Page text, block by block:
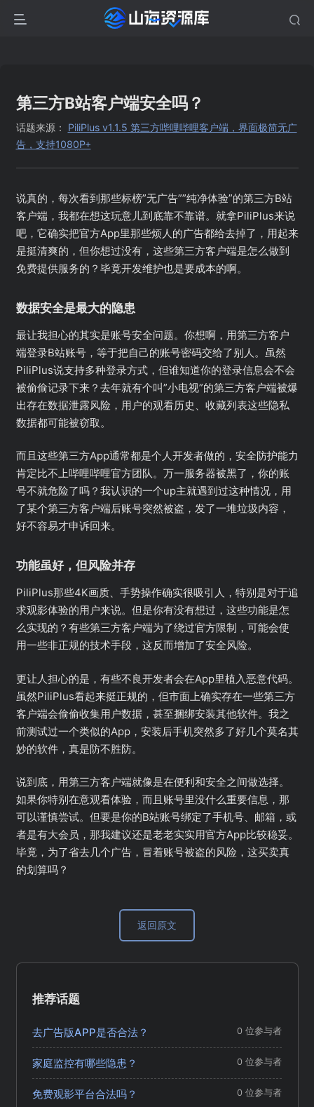
第三方B站客户端安全吗？
话题来源： PiliPlus v1.1.5 第三方哔哩哔哩客户端，界面极简无广
告，支持1080P+
说真的，每次看到那些标榜”无广告””纯净体验”的第三方B站
客户端，我都在想这玩意儿到底靠不靠谱。就拿PiliPlus来说
吧，它确实把官方App里那些烦人的广告都给去掉了，用起来
是挺清爽的，但你想过没有，这些第三方客户端是怎么做到
免费提供服务的？毕竟开发维护也是要成本的啊。
数据安全是最大的隐患
最让我担心的其实是账号安全问题。你想啊，用第三方客户
端登录B站账号，等于把自己的账号密码交给了别人。虽然
PiliPlus说支持多种登录方式，但谁知道你的登录信息会不会
被偷偷记录下来？去年就有个叫”小电视”的第三方客户端被爆
出存在数据泄露风险，用户的观看历史、收藏列表这些隐私
数据都可能被窃取。
而且这些第三方App通常都是个人开发者做的，安全防护能力
肯定比不上哔哩哔哩官方团队。万一服务器被黑了，你的账
号不就危险了吗？我认识的一个up主就遇到过这种情况，用
了某个第三方客户端后账号突然被盗，发了一堆垃圾内容，
好不容易才申诉回来。
功能虽好，但风险并存
PiliPlus那些4K画质、手势操作确实很吸引人，特别是对于追
求观影体验的用户来说。但是你有没有想过，这些功能是怎
么实现的？有些第三方客户端为了绕过官方限制，可能会使
用一些非正规的技术手段，这反而增加了安全风险。
更让人担心的是，有些不良开发者会在App里植入恶意代码。
虽然PiliPlus看起来挺正规的，但市面上确实存在一些第三方
客户端会偷偷收集用户数据，甚至捆绑安装其他软件。我之
前测试过一个类似的App，安装后手机突然多了好几个莫名其
妙的软件，真是防不胜防。
说到底，用第三方客户端就像是在便利和安全之间做选择。
如果你特别在意观看体验，而且账号里没什么重要信息，那
可以谨慎尝试。但要是你的B站账号绑定了手机号、邮箱，或
者是有大会员，那我建议还是老老实实用官方App比较稳妥。
毕竟，为了省去几个广告，冒着账号被盗的风险，这买卖真
的划算吗？
返回原文
推荐话题
去广告版APP是否合法？ 0 位参与者
家庭监控有哪些隐患？ 0 位参与者
免费观影平台合法吗？ 0 位参与者